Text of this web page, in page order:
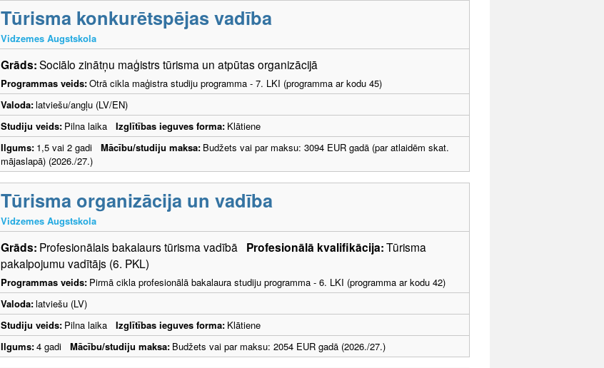
Tūrisma konkurētspējas vadība
Vidzemes Augstskola
Grāds:Sociālo zinātņu maģistrs tūrisma un atpūtas organizācijā
Programmas veids:Otrā cikla maģistra studiju programma - 7. LKI (programma ar kodu 45)
Valoda:latviešu/angļu (LV/EN)
Studiju veids: Pilna laika Izglītības ieguves forma: Klātiene
Ilgums: 1,5 vai 2 gadi Mācību/studiju maksa: Budžets vai par maksu: 3094 EUR gadā (par atlaidēm skat.
mājaslapā) (2026./27.)
Tūrisma organizācija un vadība
Vidzemes Augstskola
Grāds: Profesionālais bakalaurs tūrisma vadībā Profesionālā kvalifikācija:Tūrisma
pakalpojumu vadītājs (6. PKL)
Programmas veids: Pirmā cikla profesionālā bakalaura studiju programma - 6. LKI (programma ar kodu 42)
Valoda:latviešu (LV)
Studiju veids: Pilna laika Izglītības ieguves forma: Klātiene
Ilgums:4 gadi Mācību/studiju maksa: Budžets vai par maksu: 2054 EUR gadā (2026./27.)